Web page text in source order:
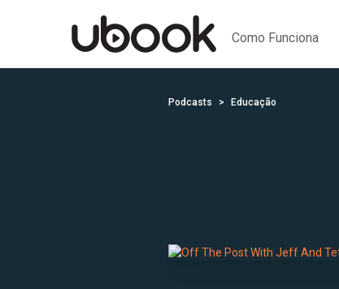
Como Funciona
Podcasts Educação